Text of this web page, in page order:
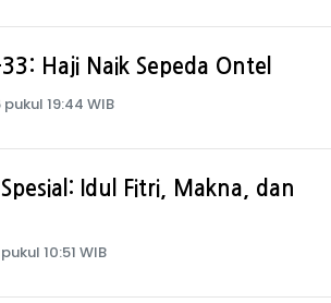
Haji Naik Sepeda Ontel
19:44 WIB
Idul Fitri, Makna, dan
10:51 WIB